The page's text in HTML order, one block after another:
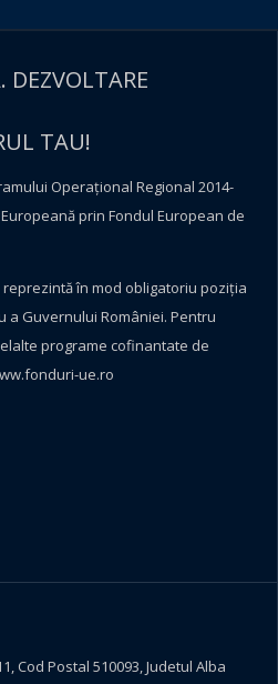
TAU!
Operațional Regional 2014-
prin Fondul European de
în mod obligatoriu poziţia
a Guvernului României. Pentru
programe cofinantate de
ue.ro
Cod Postal 510093, Judetul Alba